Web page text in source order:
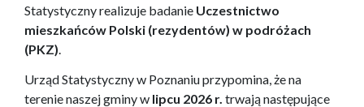
Statystyczny realizuje badanie Uczestnictwo
mieszkańców Polski (rezydentów) w podróżach
(PKZ).
Urząd Statystyczny w Poznaniu przypomina, że na
terenie naszej gminy w lipcu 2026 r. trwają następujące